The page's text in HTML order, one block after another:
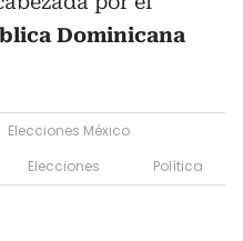
Dominicana
Elecciones México
Elecciones Política